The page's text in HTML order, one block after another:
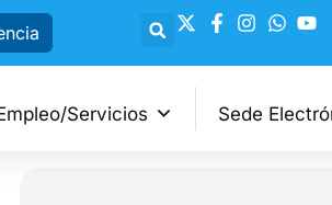
Servicios Sede